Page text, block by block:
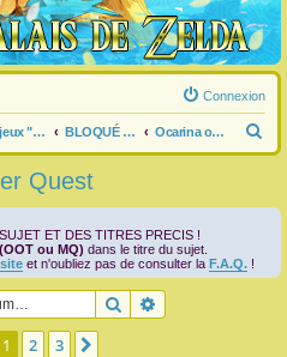
Connexion
Les jeux "Legend of Zelda" BLOQUÉ dans un jeu ? Ocarina of Time / Master Quest
e
Quest
ET DES TITRES PRECIS !
ou MQ) dans le titre du sujet.
site et n'oubliez pas de consulter la F.A.Q. !
Rechercher
1 2 3